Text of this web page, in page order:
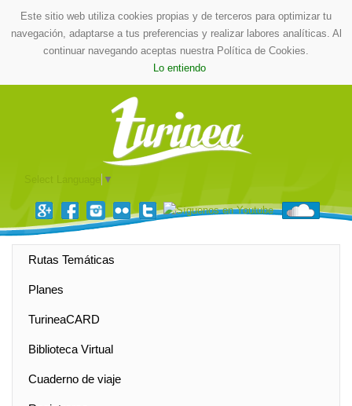
Este sitio web utiliza cookies propias y de terceros para optimizar tu
navegación, adaptarse a tus preferencias y realizar labores analíticas. Al
continuar navegando aceptas nuestra Política de Cookies.
Lo entiendo
▼
Rutas Temáticas
Planes
TurineaCARD
Biblioteca Virtual
Cuaderno de viaje